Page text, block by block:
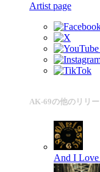
Artist page
AK-69の他のリリー
And I Love